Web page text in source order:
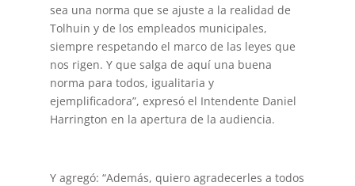
sea una norma que se ajuste a la realidad de
Tolhuin y de los empleados municipales,
siempre respetando el marco de las leyes que
nos rigen. Y que salga de aquí una buena
norma para todos, igualitaria y
ejemplificadora”, expresó el Intendente Daniel
Harrington en la apertura de la audiencia.
Y agregó: “Además, quiero agradecerles a todos